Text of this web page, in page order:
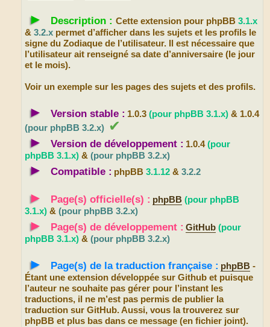
► Description : Cette extension pour phpBB 3.1.x
& 3.2.x permet d’afficher dans les sujets et les profils le
signe du Zodiaque de l’utilisateur. Il est nécessaire que
l’utilisateur ait renseigné sa date d’anniversaire (le jour
et le mois).
Voir un exemple sur les pages des sujets et des profils.
► Version stable : 1.0.3 (pour phpBB 3.1.x) & 1.0.4
(pour phpBB 3.2.x) ✔
►
Version de développement : 1.0.4(pour
phpBB 3.1.x) & (pour phpBB 3.2.x)
► Compatible : phpBB 3.1.12 & 3.2.2
► Page(s) officielle(s) : phpBB (pour phpBB
3.1.x) & (pour phpBB 3.2.x)
► Page(s) de développement : GitHub (pour
phpBB 3.1.x) & (pour phpBB 3.2.x)
► Page(s) de la traduction française : phpBB -
Étant une extension développée sur Github et puisque
l’auteur ne souhaite pas gérer pour l’instant les
traductions, il ne m’est pas permis de publier la
traduction sur GitHub. Aussi, vous la trouverez sur
phpBB et plus bas dans ce message (en fichier joint).